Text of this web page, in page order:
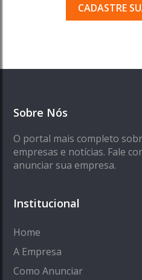
CADASTRE
Sobre Nós
O portal mais completo
empresas e notícias. Fale
anunciar sua empresa.
Institucional
Home
A Empresa
Como Anunciar